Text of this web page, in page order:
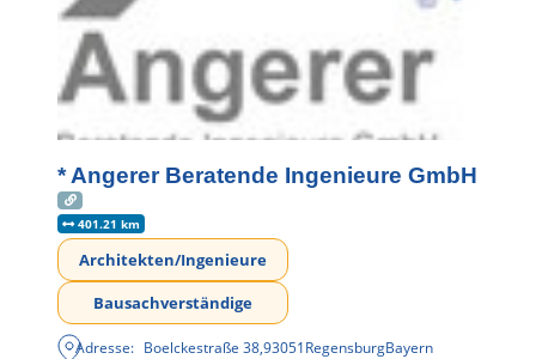
* Angerer Beratende Ingenieure GmbH
401.21 km
Architekten/Ingenieure
Bausachverständige
Adresse: Boelckestraße 38,93051RegensburgBayern